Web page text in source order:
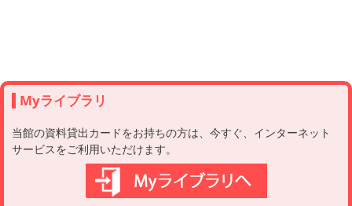
Myライブラリ
当館の資料貸出カードをお持ちの方は、今すぐ、インターネット
サービスをご利用いただけます。